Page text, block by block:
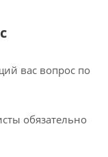
вас вопрос по
обязательно